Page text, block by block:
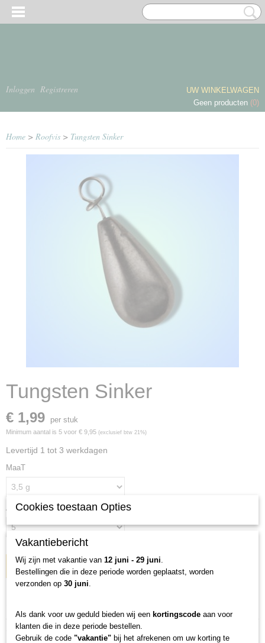
Inloggen Registreren
UW WINKELWAGEN
Geen producten (0)
Home > Roofvis > Tungsten Sinker
Tungsten Sinker
€ 1,99 per stuk
Minimum aantal is 5 voor € 9,95 (exclusief btw 21%)
Levertijd 1 tot 3 werkdagen
MaaT
Aantal
IN WINKELWAGEN
Productcode
T-2
Omschrijving
Cookies toestaan Opties
Vakantiebericht
Wij zijn met vakantie van 12 juni - 29 juni.
Bestellingen die in deze periode worden geplaatst, worden
verzonden op 30 juni.
Als dank voor uw geduld bieden wij een kortingscode aan voor
klanten die in deze periode bestellen.
Gebruik de code "vakantie" bij het afrekenen om uw korting te